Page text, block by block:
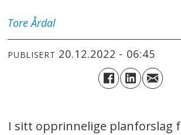
Tore Årdal
PUBLISERT 20.12.2022 - 06:45
I sitt opprinnelige planforslag